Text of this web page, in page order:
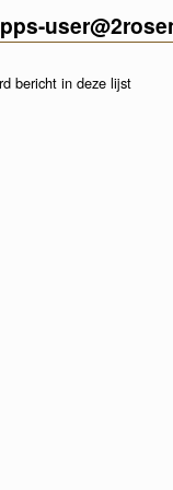
bericht in deze lijst